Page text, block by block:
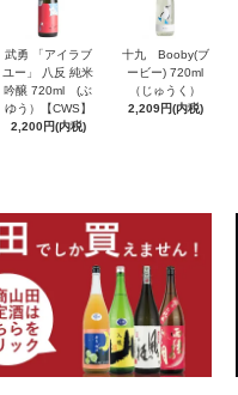
武勇 「アイラブ
ユー」 八反 純米
吟醸 720ml (ぶ
ゆう）【CWS】
2,200円(内税)
十九 Booby(ブ
ービー) 720ml
（じゅうく）
2,209円(内税)